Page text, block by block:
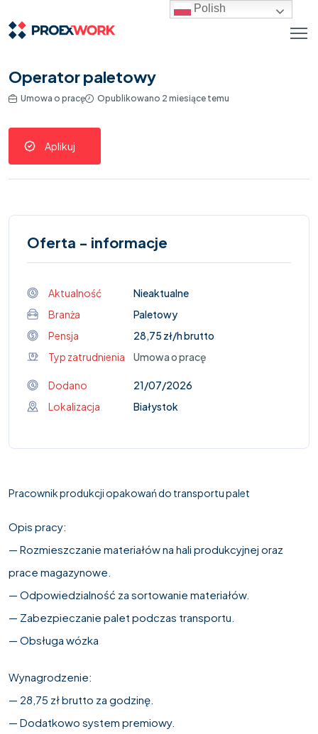
Operator paletowy
Umowa o pracę Opublikowano 2 miesiące temu
Aplikuj
Oferta - informacje
Aktualność
Nieaktualne
Branża
Paletowy
Pensja
28,75 zł/h brutto
Typ zatrudnienia
Umowa o pracę
Dodano
21/07/2026
Lokalizacja
Białystok
Pracownik produkcji opakowań do transportu palet
Opis pracy:
— Rozmieszczanie materiałów na hali produkcyjnej oraz
prace magazynowe.
— Odpowiedzialność za sortowanie materiałów.
— Zabezpieczanie palet podczas transportu.
— Obsługa wózka
Wynagrodzenie:
— 28,75 zł brutto za godzinę.
— Dodatkowo system premiowy.
Polish